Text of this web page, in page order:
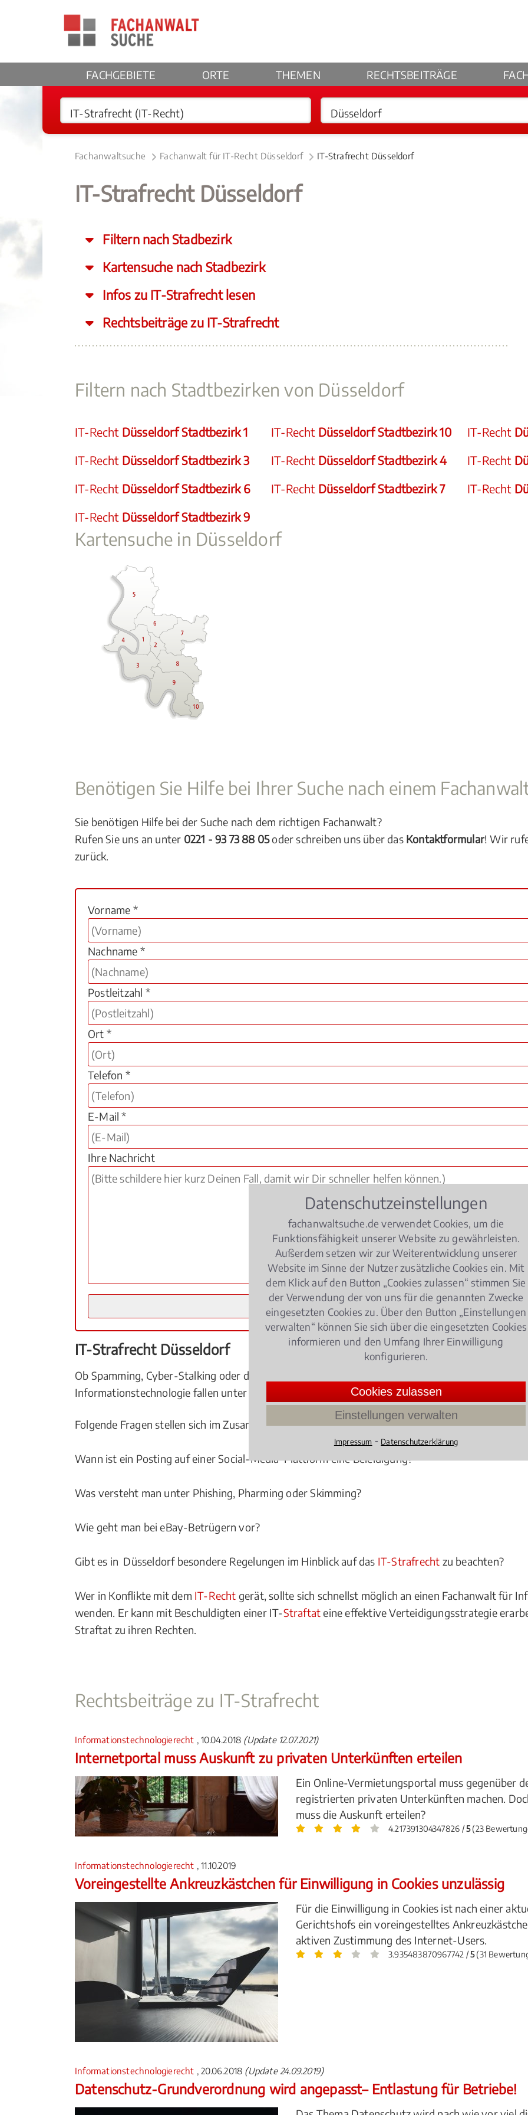
FACHGEBIETE ORTE THEMEN RECHTSBEITRÄGE
Fachanwaltsuche Fachanwalt für IT-Recht Düsseldorf IT-Strafrecht Düsseldorf
IT-Strafrecht Düsseldorf
Filtern nach Stadbezirk
Kartensuche nach Stadbezirk
Infos zu IT-Strafrecht lesen
Rechtsbeiträge zu IT-Strafrecht
Filtern nach Stadtbezirken von Düsseldorf
IT-Recht Düsseldorf Stadtbezirk 1 IT-Recht Düsseldorf Stadtbezirk 10 IT-Recht
IT-Recht Düsseldorf Stadtbezirk 3 IT-Recht Düsseldorf Stadtbezirk 4 IT-Recht
IT-Recht Düsseldorf Stadtbezirk 6 IT-Recht Düsseldorf Stadtbezirk 7 IT-Recht
IT-Recht Düsseldorf Stadtbezirk 9
Kartensuche in Düsseldorf
Benötigen Sie Hilfe bei Ihrer Suche nach einem
Sie benötigen Hilfe bei der Suche nach dem richtigen Fachanwalt?
Rufen Sie uns an unter 0221 - 93 73 88 05oder schreiben uns über das Kontaktformular! Wir
zurück.
Vorname *
Nachname *
Postleitzahl *
Ort *
Telefon *
E-Mail *
Ihre Nachricht
IT-Strafrecht Düsseldorf
Ob Spamming, Cyber-Stalking oder der Handel mit illegal erworbenen Daten – alle Straftaten
Informationstechnologie fallen unter das IT-Strafrecht.
Folgende Fragen stellen sich im Zusammenhang mit dem IT-Strafrecht:
Wann ist ein Posting auf einer Social-Media-Plattform eine Beleidigung?
Was versteht man unter Phishing, Pharming oder Skimming?
Wie geht man bei eBay-Betrügern vor?
Gibt es in Düsseldorf besondere Regelungen im Hinblick auf das IT-Strafrecht zu beachten?
Wer in Konflikte mit dem IT-Recht gerät, sollte sich schnellst möglich an einen Fachanwalt für
wenden. Er kann mit Beschuldigten einer IT-Straftateine effektive Verteidigungsstrategie
Straftat zu ihren Rechten.
Rechtsbeiträge zu IT-Strafrecht
Informationstechnologierecht , 10.04.2018 (Update 12.07.2021)
Internetportal muss Auskunft zu privaten Unterkünften erteilen
Ein Online-Vermietungsportal muss gegenüber
registrierten privaten Unterkünften machen.
muss die Auskunft erteilen?
4.217391304347826 /5(23
Informationstechnologierecht , 11.10.2019
Voreingestellte Ankreuzkästchen für Einwilligung in Cookies unzulässig
Für die Einwilligung in Cookies ist nach einer
Gerichtshofs ein voreingestelltes
aktiven Zustimmung des Internet-Users.
3.935483870967742 /5(31
Informationstechnologierecht , 20.06.2018 (Update 24.09.2019)
Datenschutz-Grundverordnung wird angepasst– Entlastung für Betriebe!
Datenschutzeinstellungen
fachanwaltsuche.de verwendet Cookies, um die
Funktionsfähigkeit unserer Website zu gewährleisten.
Außerdem setzen wir zur Weiterentwicklung unserer
Website im Sinne der Nutzer zusätzliche Cookies ein. Mit
dem Klick auf den Button „Cookies zulassen“ stimmen Sie
der Verwendung der von uns für die genannten Zwecke
eingesetzten Cookies zu. Über den Button „Einstellungen
verwalten“ können Sie sich über die eingesetzten Cookies
informieren und den Umfang Ihrer Einwilligung
konfigurieren.
Cookies zulassen
Einstellungen verwalten
Impressum ⁃ Datenschutzerklärung